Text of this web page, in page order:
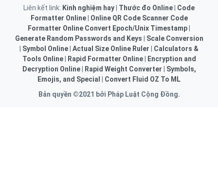
Liên kết link: Kinh nghiệm hay Thước đo Online
Code
Formatter Online| Online QR Code Scanner Code
Formatter Online Convert Epoch/Unix Timestamp
Generate Random Passwords and Keys
Scale Conversion
Symbol Online Actual Size Online Ruler
Calculators &
Tools Online| Rapid Formatter Online|
Encryption and
Decryption Online| Rapid Weight Converter
Symbols,
Emojis, and Special
Convert Fluid OZ To ML
Bản quyền ©2021 bởi Pháp Luật Cộng Đồng.